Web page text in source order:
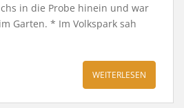
in die Probe hinein und war
Garten. * Im Volkspark sah
WEITERLESEN